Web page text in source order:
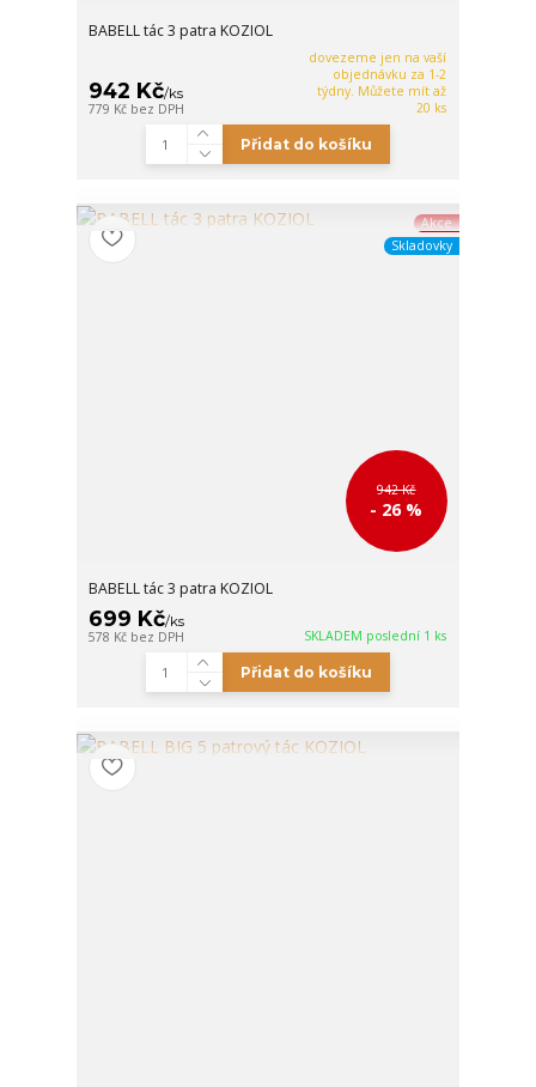
BABELL tác 3 patra KOZIOL
942 Kč/ks
779 Kč bez DPH
dovezeme jen na vaší
objednávku za 1-2
týdny. Můžete mít až
20 ks
Přidat do košíku
Akce
Skladovky
942 Kč
- 26 %
BABELL tác 3 patra KOZIOL
699 Kč/ks
578 Kč bez DPH SKLADEM poslední 1 ks
Přidat do košíku